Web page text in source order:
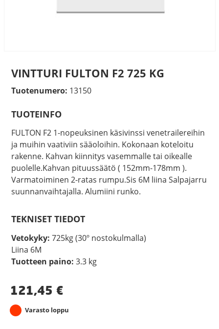
VINTTURI FULTON F2 725 KG
Tuotenumero: 13150
TUOTEINFO
FULTON F2 1-nopeuksinen käsivinssi venetrailereihin
ja muihin vaativiin sääoloihin. Kokonaan koteloitu
rakenne. Kahvan kiinnitys vasemmalle tai oikealle
puolelle.Kahvan pituussäätö ( 152mm-178mm ).
Varmatoiminen 2-ratas rumpu.Sis 6M liina Salpajarru
suunnanvaihtajalla. Alumiini runko.
TEKNISET TIEDOT
Vetokyky: 725kg (30º nostokulmalla)
Liina 6M
Tuotteen paino: 3.3 kg
121,45 €
Varasto loppu